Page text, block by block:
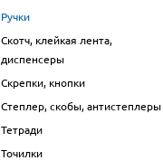
Ручки
Скотч, клейкая лента,
диспенсеры
Скрепки, кнопки
Степлер, скобы, антистеплеры
Тетради
Точилки